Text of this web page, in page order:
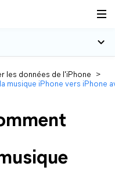
les données de l'iPhone
>
musique iPhone vers iPhone